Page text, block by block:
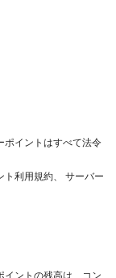
ポイントはすべて法令
ト利用規約、 サーバー
イントの残高は、コン